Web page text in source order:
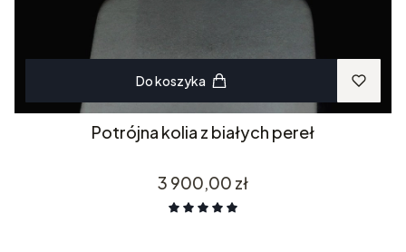
Do koszyka
Potrójna kolia z białych pereł
Cena
3 900,00 zł